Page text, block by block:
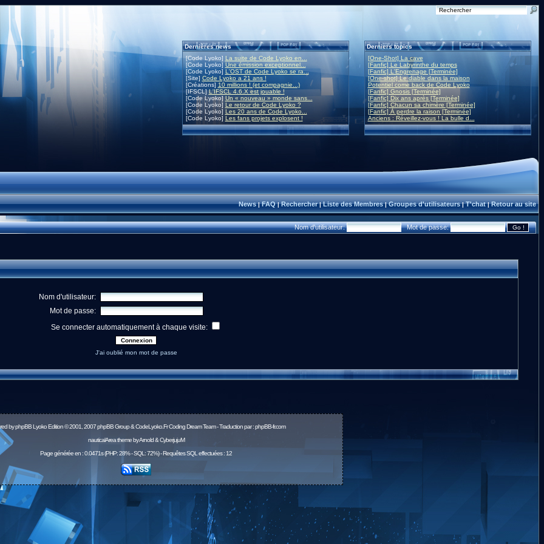
Dernières news
[Code Lyoko] La suite de Code Lyoko en...
[Code Lyoko]Une émission exceptionnel...
[Code Lyoko] L'OST de Code Lyoko se ra...
[Site] Code Lyoko a 21 ans !
[Créations] 10 millions ! (et compagnie...)
[IFSCL]L'IFSCL 4.6.X est jouable !
[Code Lyoko] Un « nouveau » monde sans...
[Code Lyoko] Le retour de Code Lyoko ?
[Code Lyoko] Les 20 ans de Code Lyoko...
[Code Lyoko] Les fans projets explosent !
Derniers topics
[One-Shot] La cave
[Fanfic] Le Labyrinthe du temps
[Fanfic] L'Engrenage [Terminée]
[One-shot] Le diable dans la maison
Potentiel come back de Code Lyoko
[Fanfic] Gnosis [Terminée]
[Fanfic] Dix ans après [Terminée]
[Fanfic] Chacun sa chimère [Terminée]
[Fanfic] À perdre la raison [Terminée]
Anciens : Réveillez-vous ! La bulle d...
News|FAQ|Rechercher|Liste des Membres|Groupes d'utilisateurs|T'chat|Retour au site
Nom d'utilisateur: Mot de passe:
Nom d'utilisateur:
Mot de passe:
Se connecter automatiquement à chaque visite:
J'ai oublié mon mot de passe
byphpBBLyoko Edition © 2001, 2007 phpBB Group & CodeLyoko.Fr Coding Dream Team - Traduction par :phpBB-fr.com
nauticalArea theme by Arnold & CyberjujuM
Page générée en : 0.0471s (PHP: 28% - SQL: 72%) - Requêtes SQL effectuées : 12